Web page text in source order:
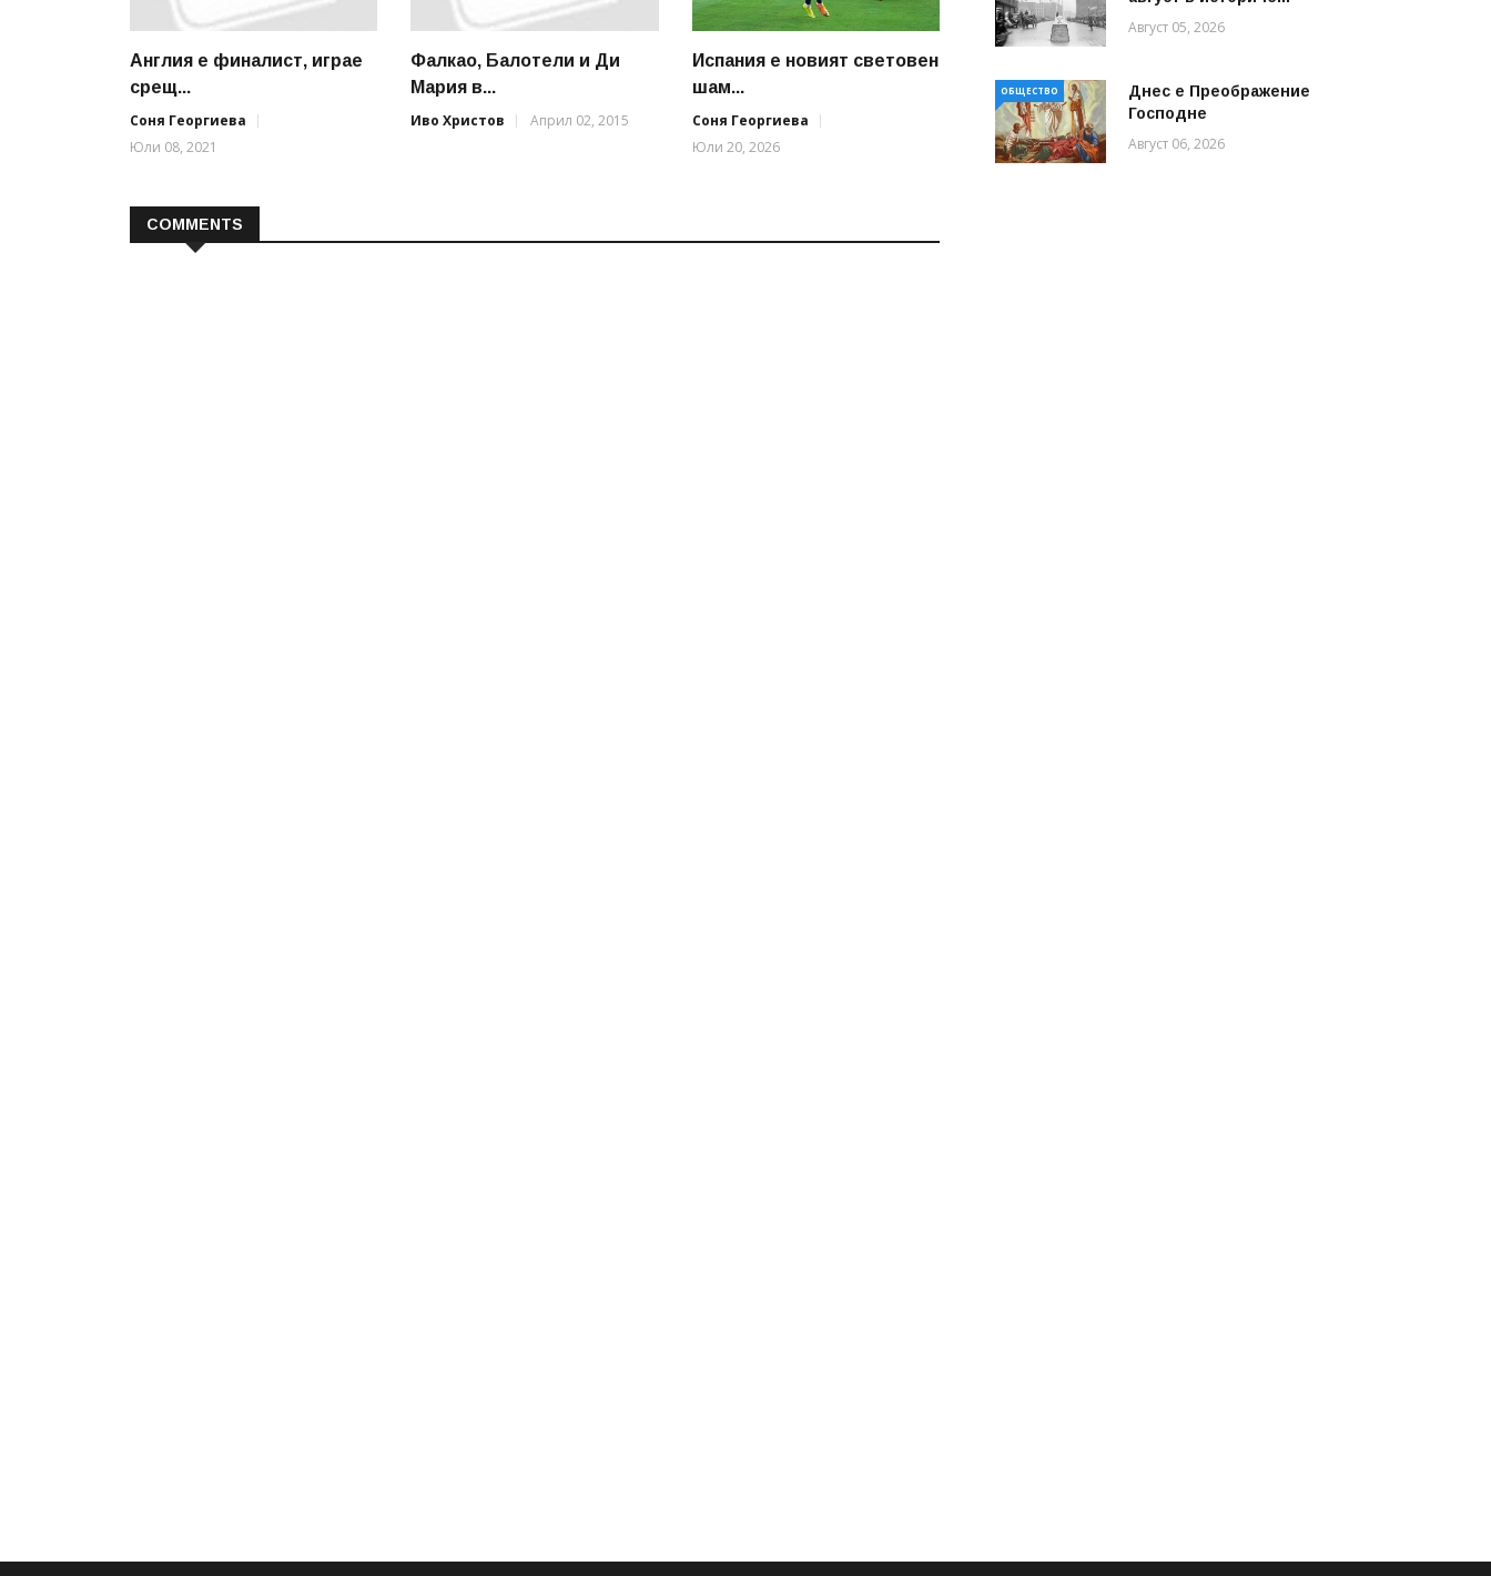
Англия е финалист, играе
срещ...
Соня Георгиева
Юли 08, 2021
Фалкао, Балотели и Ди
Мария в...
Иво Христов
Април 02, 2015
Испания е новият световен
шам...
Соня Георгиева
Юли 20, 2026
COMMENTS
Август 05, 2026
ОБЩЕСТВО
Днес е Преображение
Господне
Август 06, 2026